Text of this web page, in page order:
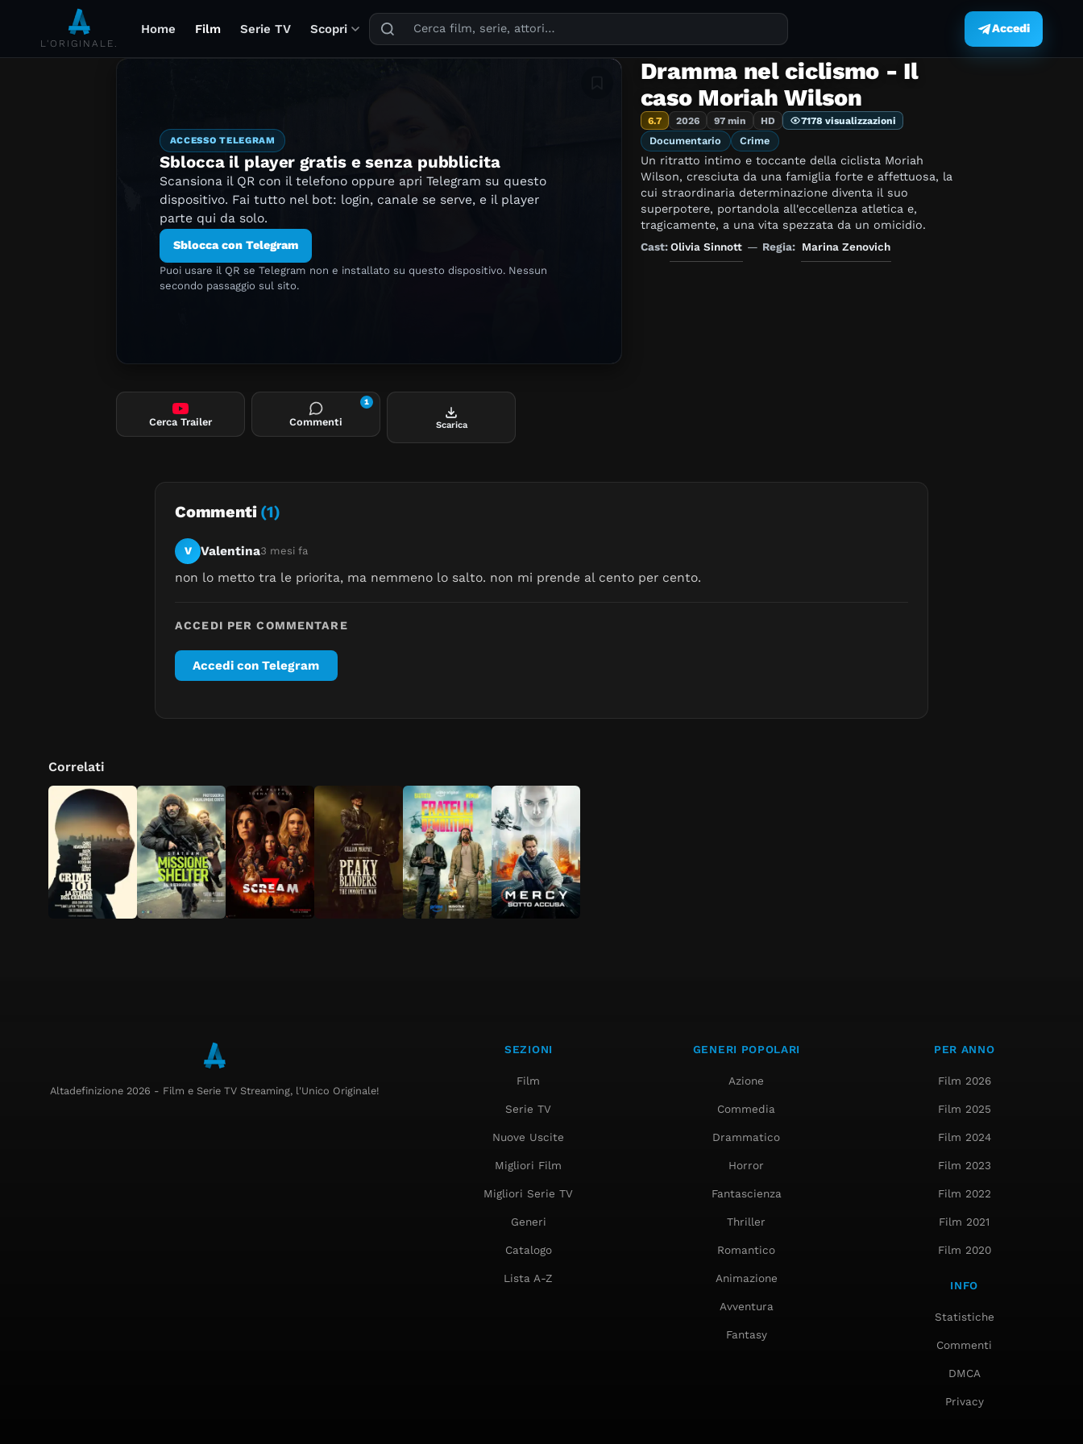
L'ORIGINALE.
Home Film Serie TV Scopri
Puoi cercare film, serie TV, attori, registi, generi e temi.
Accedi
ACCESSO TELEGRAM
Sblocca il player gratis e senza pubblicita
Scansiona il QR con il telefono oppure apri Telegram su questo
dispositivo. Fai tutto nel bot: login, canale se serve, e il player
parte qui da solo.
Sblocca con Telegram
Puoi usare il QR se Telegram non e installato su questo dispositivo. Nessun
secondo passaggio sul sito.
Dramma nel ciclismo - Il
caso Moriah Wilson
6.7 2026 97 min HD 7178 visualizzazioni
Documentario Crime
Un ritratto intimo e toccante della ciclista Moriah
Wilson, cresciuta da una famiglia forte e affettuosa, la
cui straordinaria determinazione diventa il suo
superpotere, portandola all'eccellenza atletica e,
tragicamente, a una vita spezzata da un omicidio.
Cast: Olivia Sinnott — Regia: Marina Zenovich
Cerca Trailer Commenti
1
Scarica
Commenti (1)
V Valentina3 mesi fa
non lo metto tra le priorita, ma nemmeno lo salto. non mi prende al cento per cento.
ACCEDI PER COMMENTARE
Accedi con Telegram
Correlati
Altadefinizione 2026 - Film e Serie TV Streaming, l'Unico Originale!
SEZIONI
Film
Serie TV
Nuove Uscite
Migliori Film
Migliori Serie TV
Generi
Catalogo
Lista A-Z
GENERI POPOLARI
Azione
Commedia
Drammatico
Horror
Fantascienza
Thriller
Romantico
Animazione
Avventura
Fantasy
PER ANNO
Film 2026
Film 2025
Film 2024
Film 2023
Film 2022
Film 2021
Film 2020
INFO
Statistiche
Commenti
DMCA
Privacy